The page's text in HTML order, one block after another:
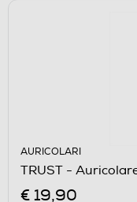
AURICOLARI
TRUST -
€ 19,90